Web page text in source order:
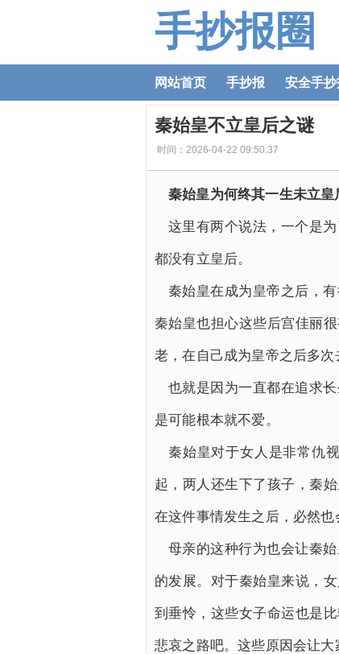
手抄报圈
网站首页 手抄报 安全手抄
秦始皇不立皇后之谜
时间：2026-04-22 09:50:37
秦始皇为何终其一生未立皇
这里有两个说法，一个是
都没有立皇后。
秦始皇在成为皇帝之后，
秦始皇也担心这些后宫佳丽
老，在自己成为皇帝之后多
也就是因为一直都在追求
是可能根本就不爱。
秦始皇对于女人是非常仇
起，两人还生下了孩子，秦
在这件事情发生之后，必然
母亲的这种行为也会让秦
的发展。对于秦始皇来说，
到垂怜，这些女子命运也是
悲哀之路吧。这些原因会让大